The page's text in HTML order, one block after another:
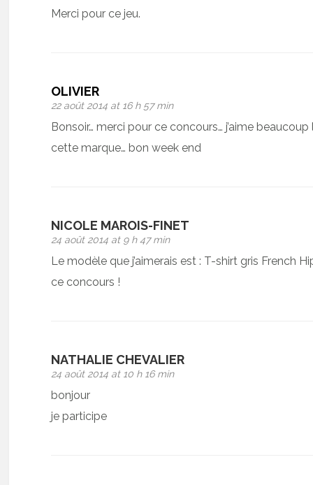
Merci pour ce jeu.
OLIVIER
22 août 2014 at 16 h 57 min
Bonsoir… merci pour ce concours… j’aime
cette marque… bon week end
NICOLE MAROIS-FINET
24 août 2014 at 9 h 47 min
Le modèle que j’aimerais est : T-shirt gris French
ce concours !
NATHALIE CHEVALIER
24 août 2014 at 10 h 16 min
bonjour
je participe